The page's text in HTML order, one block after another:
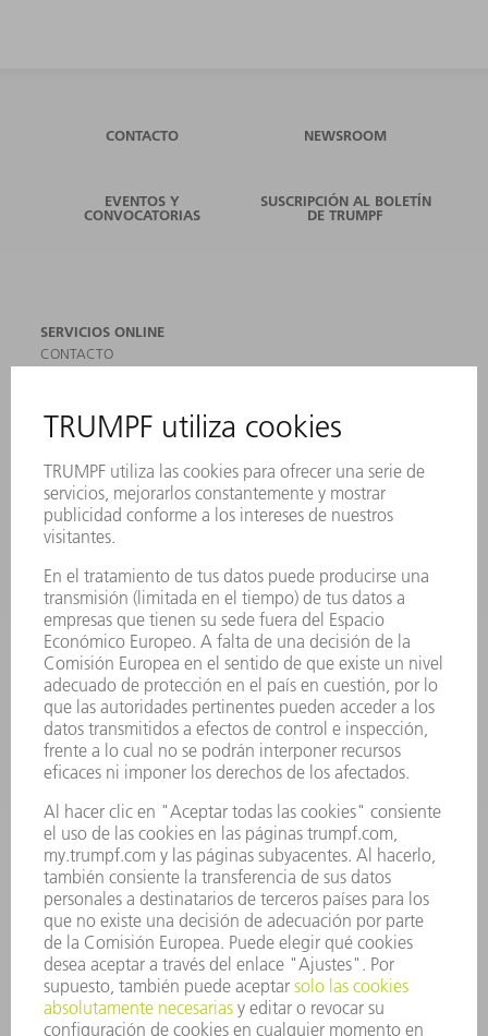
CONTACTO NEWSROOM
EVENTOS Y
CONVOCATORIAS
SUSCRIPCIÓN AL BOLETÍN
DE TRUMPF
SERVICIOS ONLINE
CONTACTO
REGISTRO PARA EL BOLETÍN INFORMATIVO
MYTRUMPF
FICHAS TÉCNICAS DE SEGURIDAD
PRODUCTOS
MÁQUINAS Y SISTEMAS
LÁSER
HERRAMIENTAS PORTÁTILES
FÁBRICA INTELIGENTE
SOFTWARE
SERVICIOS
APLICACIONES
SECTORES
EMPRESA
CARRERA PROFESIONAL
OFERTAS DE TRABAJO
PERFIL DE LA EMPRESA
INFORME ANUAL
PRINCIPIOS CORPORATIVOS
CUMPLIMIENTO
SISTEMA DE INFORMADORES
SEGURIDAD
COMUNICADOS DE PRENSA
REVISTAS
SOSTENIBILIDAD
MEDIO AMBIENTE Y CLIMA
SOCIEDAD Y EMPRESA
GESTIÓN EMPRESARIAL